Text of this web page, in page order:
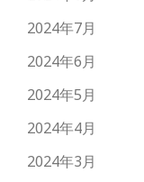
2024年7月
2024年6月
2024年5月
2024年4月
2024年3月